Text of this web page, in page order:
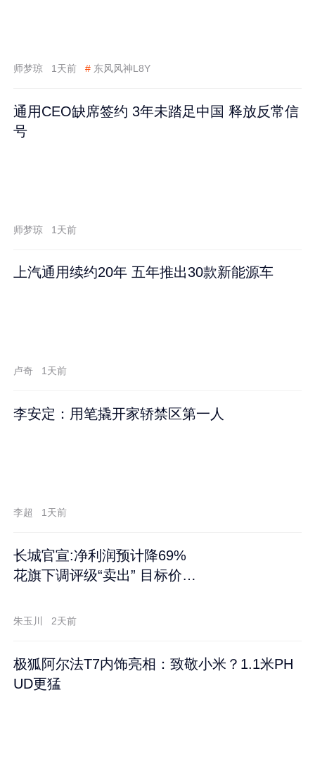
师梦琼 1天前 # 东风风神L8Y
通用CEO缺席签约 3年未踏足中国 释放反常信
号
师梦琼 1天前
上汽通用续约20年 五年推出30款新能源车
卢奇 1天前
李安定：用笔撬开家轿禁区第一人
李超 1天前
长城官宣:净利润预计降69%
花旗下调评级“卖出” 目标价再
朱玉川 2天前
极狐阿尔法T7内饰亮相：致敬小米？1.1米PH
UD更猛